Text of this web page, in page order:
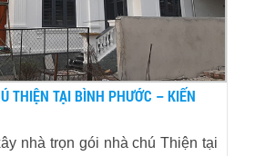
THIỆN TẠI BÌNH PHƯỚC – KIẾN
nhà trọn gói nhà chú Thiện tại